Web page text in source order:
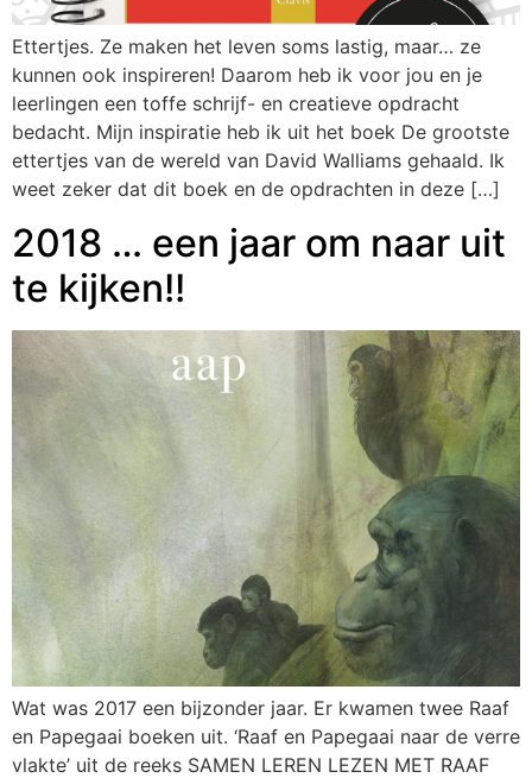
Ettertjes. Ze maken het leven soms lastig, maar… ze
kunnen ook inspireren! Daarom heb ik voor jou en je
leerlingen een toffe schrijf- en creatieve opdracht
bedacht. Mijn inspiratie heb ik uit het boek De grootste
ettertjes van de wereld van David Walliams gehaald. Ik
weet zeker dat dit boek en de opdrachten in deze […]
2018 … een jaar om naar uit
te kijken!!
Wat was 2017 een bijzonder jaar. Er kwamen twee Raaf
en Papegaai boeken uit. ‘Raaf en Papegaai naar de verre
vlakte’ uit de reeks SAMEN LEREN LEZEN MET RAAF